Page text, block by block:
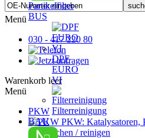
Partikelfilter
BUS
DPF
EURO
VI
Filterreinigung
BAU
Menü
030 - 417 220 80
Warenkorb leer
Menü
PKW
PKW: Katalysatoren,
austauschen / reinigen